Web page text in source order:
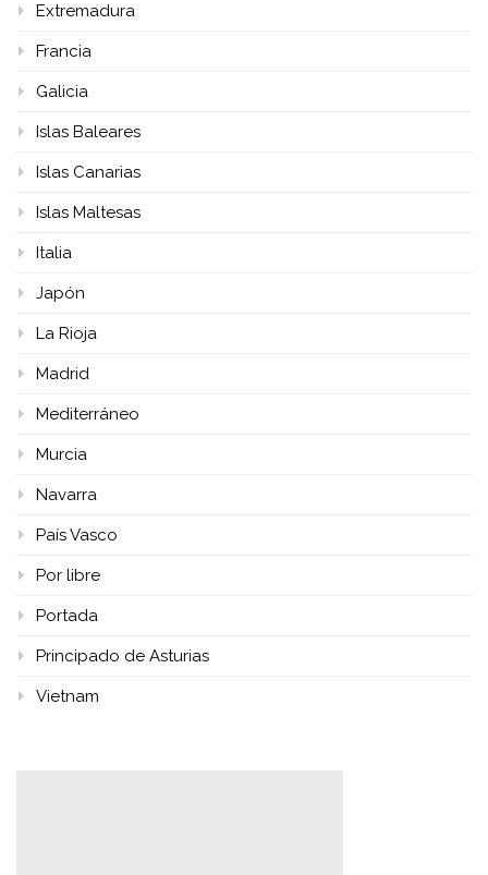
Extremadura
Francia
Galicia
Islas Baleares
Islas Canarias
Islas Maltesas
Italia
Japón
La Rioja
Madrid
Mediterráneo
Murcia
Navarra
País Vasco
Por libre
Portada
Principado de Asturias
Vietnam